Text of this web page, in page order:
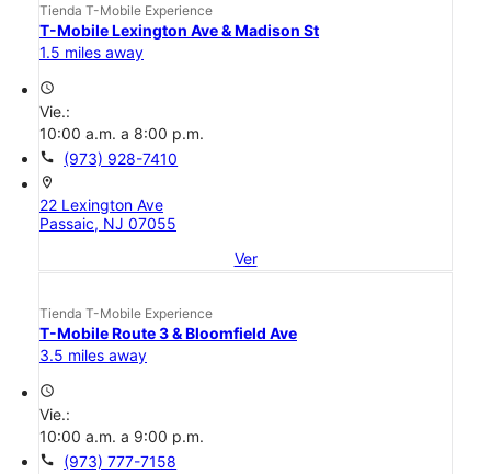
Tienda T-Mobile Experience
T-Mobile Lexington Ave & Madison St
1.5 miles away
access_time
Vie.:
10:00 a.m. a 8:00 p.m.
call (973) 928-7410
location_on
22 Lexington Ave
Passaic, NJ 07055
Ver
Tienda T-Mobile Experience
T-Mobile Route 3 & Bloomfield Ave
3.5 miles away
access_time
Vie.:
10:00 a.m. a 9:00 p.m.
call (973) 777-7158